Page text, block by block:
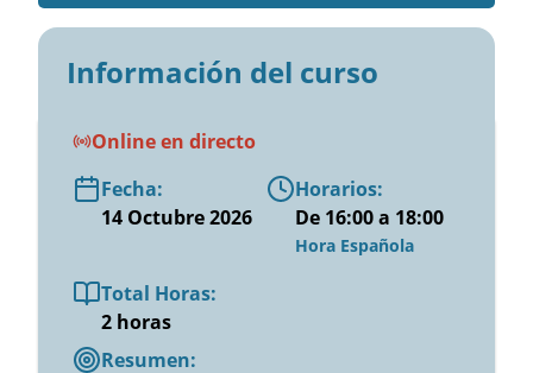
Información del curso
online en directo
Fecha:
14 Octubre 2026
Horarios:
De 16:00 a 18:00
Hora Española
Total Horas:
2 horas
Resumen: